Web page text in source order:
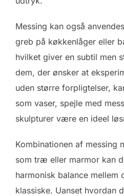
Messing kan også
greb på køkkenlåger eller
hvilket giver en subtil men
dem, der ønsker at
uden større forpligtelser,
som vaser, spejle med
skulpturer være en ideel
Kombinationen af messing
som træ eller marmor kan
harmonisk balance mellem
klassiske. Uanset hvordan